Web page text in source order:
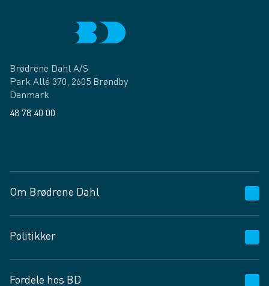
Brødrene Dahl A/S
Park Allé 370, 2605 Brøndby
Danmark
48 78 40 00
Om Brødrene Dahl
Vagttelefon 30 10 89 89
Spørgsmål og svar
Job og karriere
Politikker
Fordele hos BD